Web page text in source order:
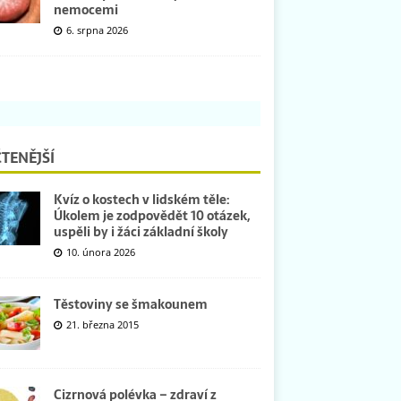
nemocemi
6. srpna 2026
Kvíz o kostech v lidském těle:
Úkolem je zodpovědět 10 otázek,
uspěli by i žáci základní školy
10. února 2026
Těstoviny se šmakounem
21. března 2015
Cizrnová polévka – zdraví z